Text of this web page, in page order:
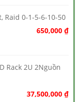
Raid 0-1-5-6-10-50
650,000 ₫
Rack 2U 2Nguồn
37,500,000 ₫